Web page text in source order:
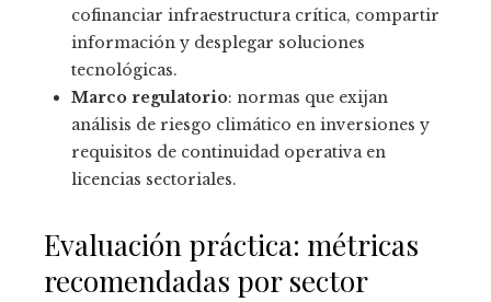
cofinanciar infraestructura crítica, compartir
información y desplegar soluciones
tecnológicas.
Marco regulatorio: normas que exijan
análisis de riesgo climático en inversiones y
requisitos de continuidad operativa en
licencias sectoriales.
Evaluación práctica: métricas
recomendadas por sector